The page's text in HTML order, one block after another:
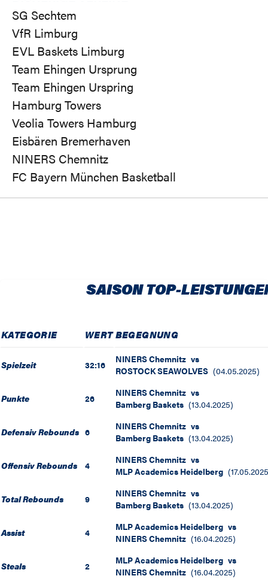
SG Sechtem
VfR Limburg
EVL Baskets Limburg
Team Ehingen Ursprung
Team Ehingen Urspring
Hamburg Towers
Veolia Towers Hamburg
Eisbären Bremerhaven
NINERS Chemnitz
FC Bayern München Basketball
SAISON TOP-
KATEGORIE WERTBEGEGNUNG
Spielzeit 32:16 NINERS Chemnitz vs
ROSTOCK SEAWOLVES (04.05.2025)
Punkte 26 NINERS Chemnitz vs
Bamberg Baskets (13.04.2025)
Defensiv Rebounds 6 NINERS Chemnitz vs
Bamberg Baskets (13.04.2025)
Offensiv Rebounds 4 NINERS Chemnitz vs
MLP Academics Heidelberg (17.05.2025
Total Rebounds 9 NINERS Chemnitz vs
Bamberg Baskets (13.04.2025)
Assist 4 MLP Academics Heidelberg vs
NINERS Chemnitz (16.04.2025)
Steals 2 MLP Academics Heidelberg vs
NINERS Chemnitz (16.04.2025)